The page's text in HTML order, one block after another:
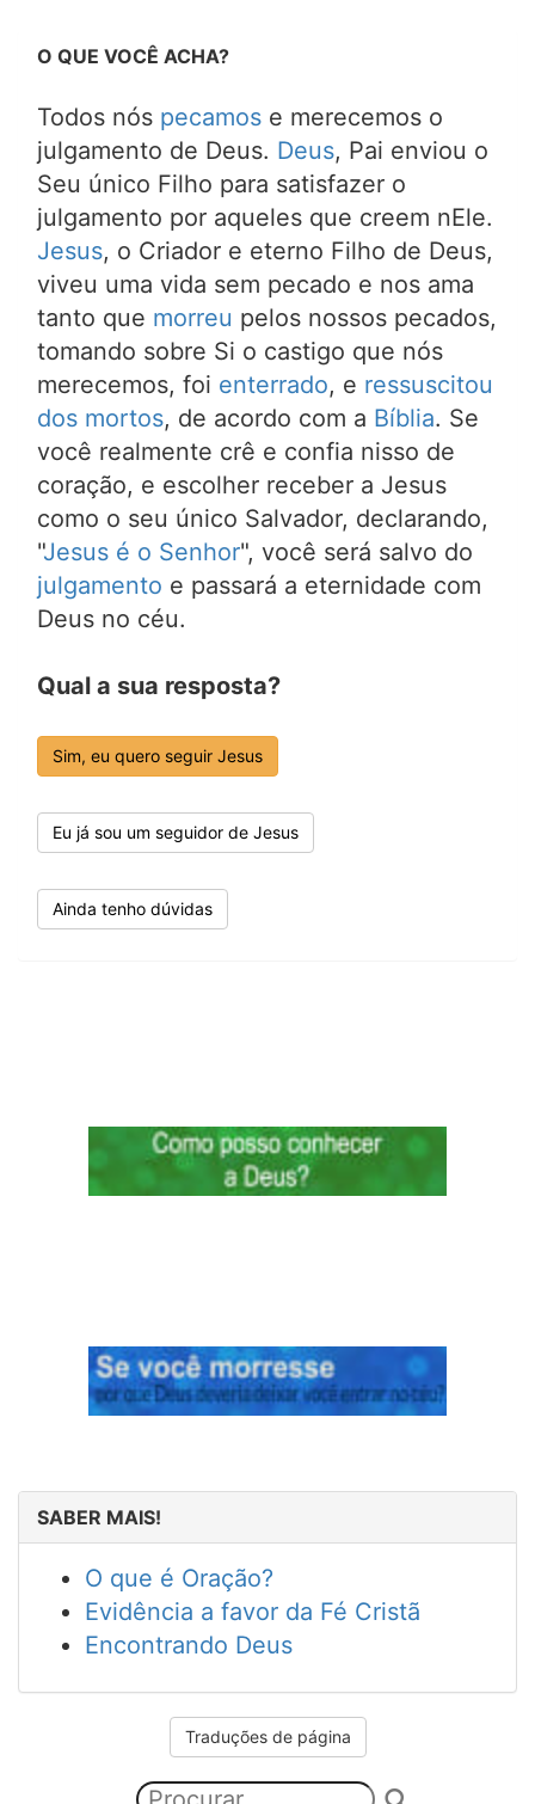
O QUE VOCÊ ACHA?
Todos nós pecamos e merecemos o
julgamento de Deus. Deus, Pai enviou o
Seu único Filho para satisfazer o
julgamento por aqueles que creem nEle.
Jesus, o Criador e eterno Filho de Deus,
viveu uma vida sem pecado e nos ama
tanto que morreu pelos nossos pecados,
tomando sobre Si o castigo que nós
merecemos, foi enterrado, e ressuscitou
dos mortos, de acordo com a Bíblia. Se
você realmente crê e confia nisso de
coração, e escolher receber a Jesus
como o seu único Salvador, declarando,
"Jesus é o Senhor", você será salvo do
julgamento e passará a eternidade com
Deus no céu.
Qual a sua resposta?
Sim, eu quero seguir Jesus
Eu já sou um seguidor de Jesus
Ainda tenho dúvidas
SABER MAIS!
O que é Oração?
Evidência a favor da Fé Cristã
Encontrando Deus
Traduções de página